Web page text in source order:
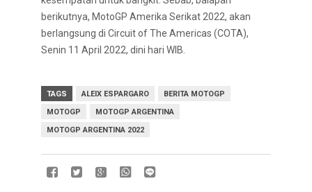
berikutnya, MotoGP Amerika Serikat 2022, akan
berlangsung di Circuit of The Americas (COTA),
Senin 11 April 2022, dini hari WIB.
TAGS ALEIX ESPARGARO
BERITA MOTOGP
MOTOGP
MOTOGP ARGENTINA
MOTOGP ARGENTINA 2022